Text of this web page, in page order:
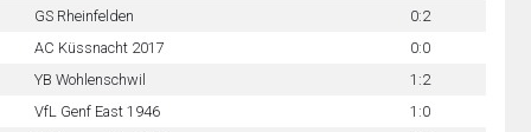
GS Rheinfelden
0:2
AC Küssnacht 2017
0:0
YB Wohlenschwil
1:2
VfL Genf East 1946
1:0